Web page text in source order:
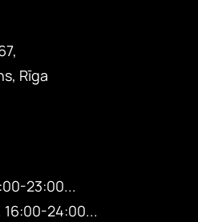
Rīga
23:00...
16:00-24:00...